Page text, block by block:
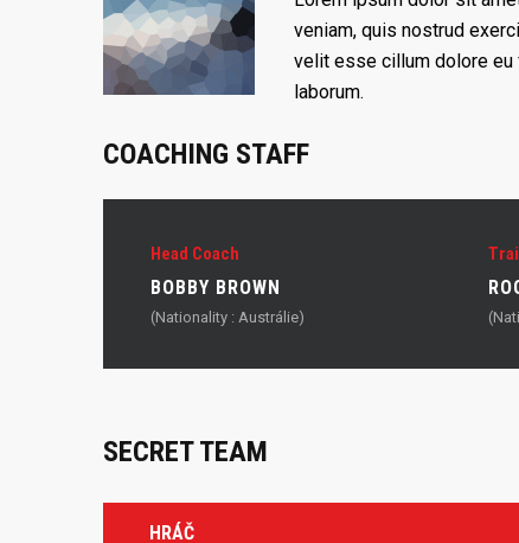
veniam, quis nostrud
velit esse cillum dolore eu
laborum.
COACHING STAFF
Head Coach
BOBBY BROWN
(Nationality : Austrálie)
SECRET TEAM
HRÁČ